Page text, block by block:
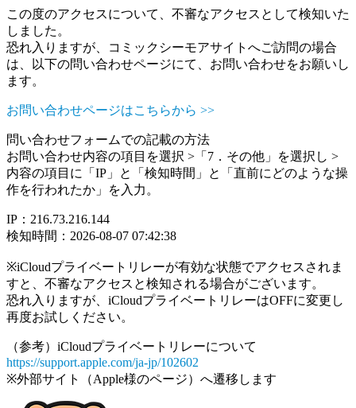
この度のアクセスについて、不審なアクセスとして検知いた
しました。
恐れ入りますが、コミックシーモアサイトへご訪問の場合
は、以下の問い合わせページにて、お問い合わせをお願いし
ます。
お問い合わせページはこちらから >>
問い合わせフォームでの記載の方法
お問い合わせ内容の項目を選択 >「7．その他」を選択し >
内容の項目に「IP」と「検知時間」と「直前にどのような操
作を行われたか」を入力。
IP：216.73.216.144
検知時間：2026-08-07 07:42:38
※iCloudプライベートリレーが有効な状態でアクセスされま
すと、不審なアクセスと検知される場合がございます。
恐れ入りますが、iCloudプライベートリレーはOFFに変更し
再度お試しください。
（参考）iCloudプライベートリレーについて
https://support.apple.com/ja-jp/102602
※外部サイト（Apple様のページ）へ遷移します